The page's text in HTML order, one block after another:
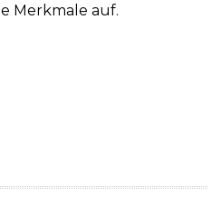
Merkmale auf.